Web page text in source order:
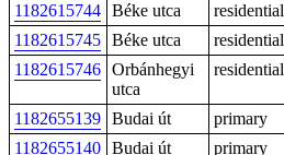
1182615744 Béke utca residential
1182615745 Béke utca residential
1182615746 Orbánhegyi
utca
residential
1182655139 Budai út primary
1182655140 Budai út primary